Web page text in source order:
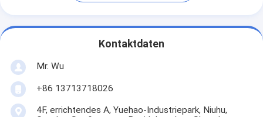
Kontaktdaten
Mr. Wu
+86 13713718026
4F, errichtendes A, Yuehao-Industriepark, Niuhu,